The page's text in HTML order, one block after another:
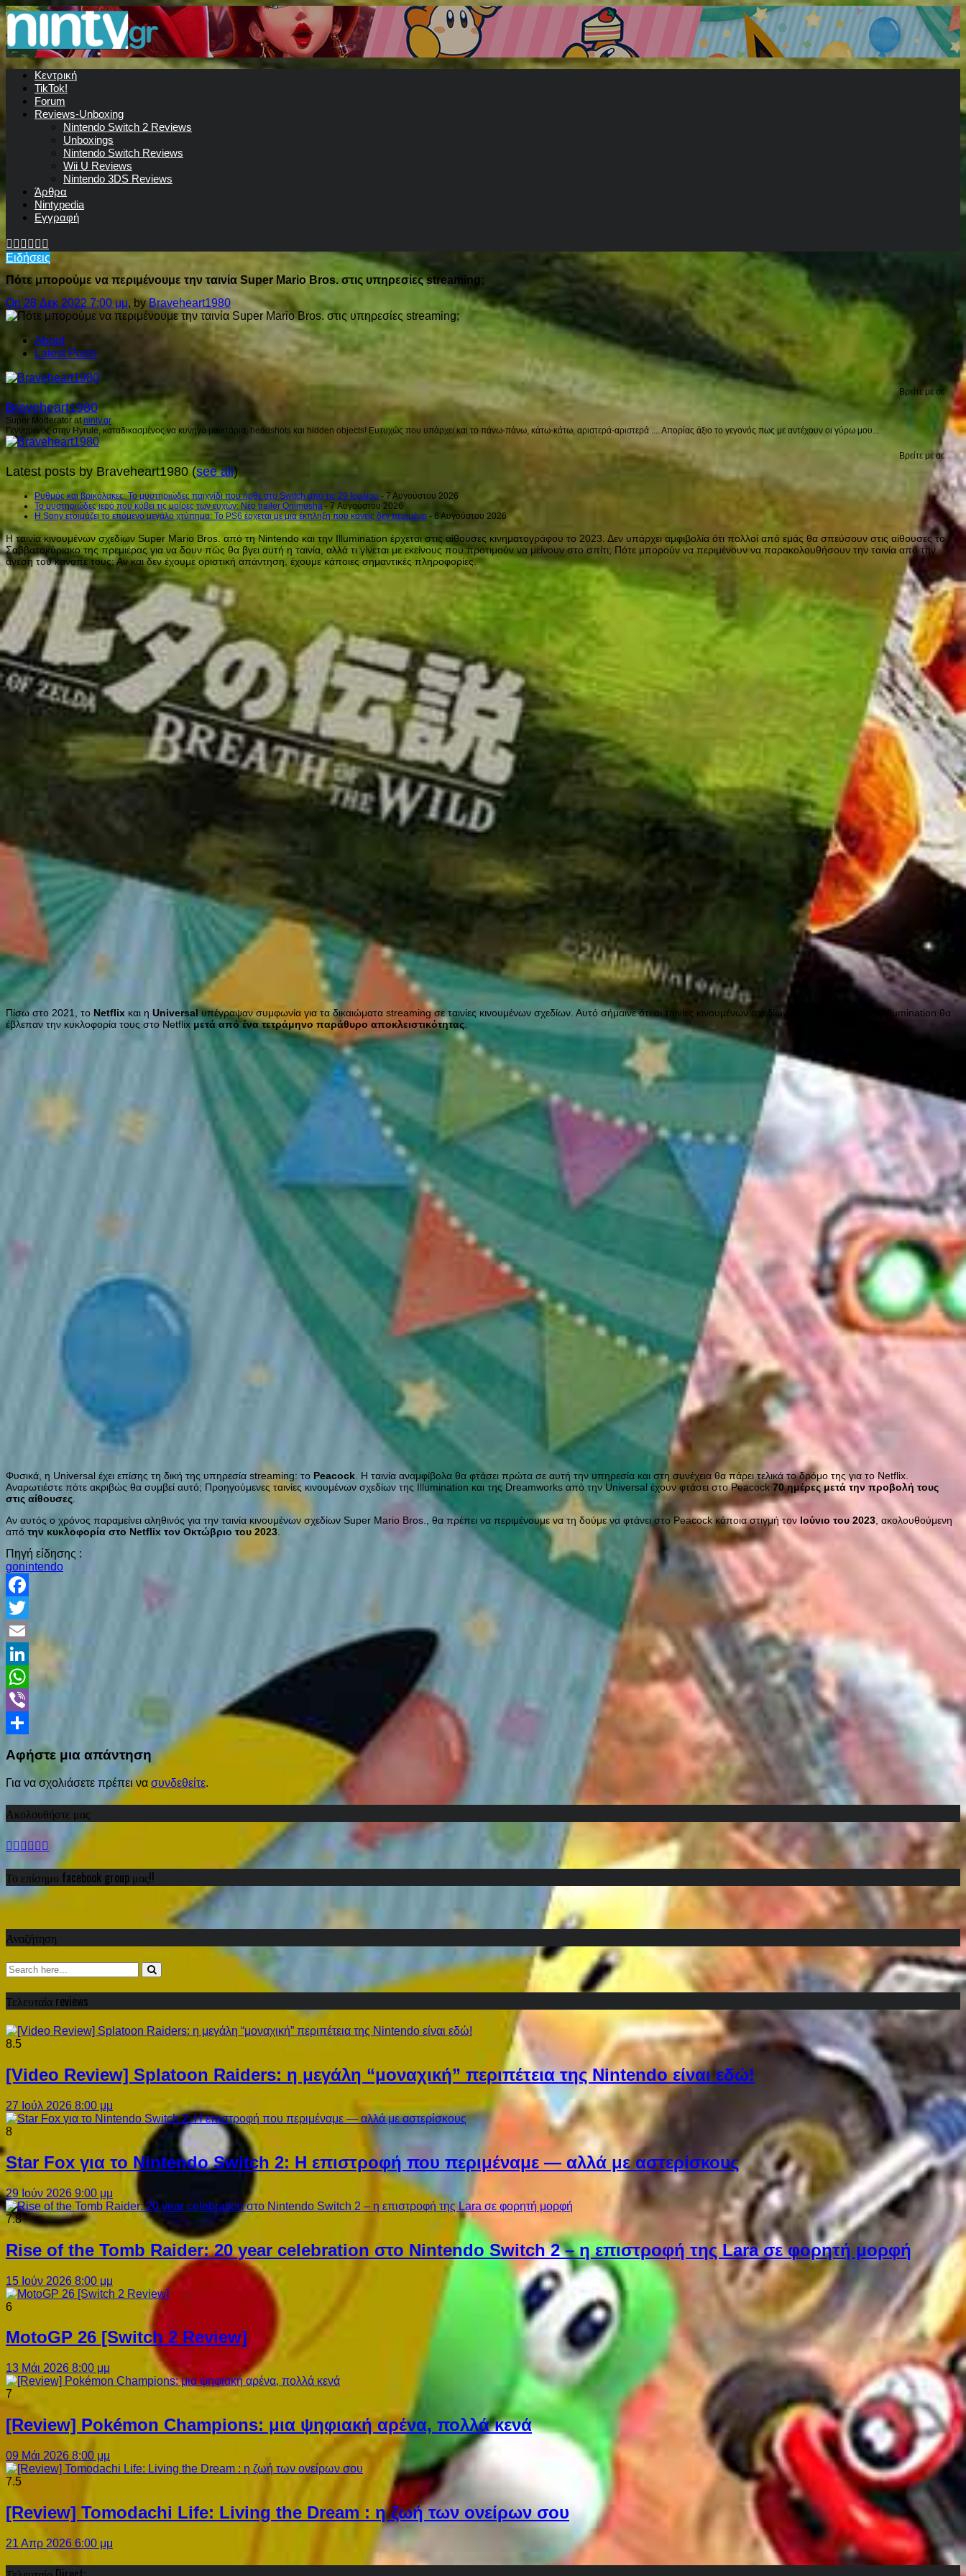
Κεντρική
TikTok!
Forum
Reviews-Unboxing
Nintendo Switch 2 Reviews
Unboxings
Nintendo Switch Reviews
Wii U Reviews
Nintendo 3DS Reviews
Άρθρα
Nintypedia
Εγγραφή
Ειδήσεις
Πότε μπορούμε να περιμένουμε την ταινία Super Mario Bros. στις υπηρεσίες streaming;
On 28 Δεκ 2022 7:00 μμ, byBraveheart1980
About
Latest Posts
Βρείτε με σε
Braveheart1980
Super Moderator atninty.gr
Γεννημένος στην Hyrule, καταδικασμένος να κυνηγά μανιτάρια, headshots και hidden objects! Ευτυχώς που υπάρχει και το πάνω-πάνω, κάτω-κάτω, αριστερά-αριστερά .... Απορίας άξιο το γεγονός πως με αντέχουν οι γύρω μου...
Βρείτε με σε
Latest posts by Braveheart1980(see all)
Ρυθμός και βρικόλακες: Το μυστηριώδες παιχνίδι που ήρθε στο Switch από τις 29 Ιουλίου - 7 Αυγούστου 2026
Το μυστηριώδες ιερό που κόβει τις μοίρες των ευχών: Νέο trailer Onimusha - 7 Αυγούστου 2026
Η Sony ετοιμάζει το επόμενο μεγάλο χτύπημα: Το PS6 έρχεται με μια έκπληξη που κανείς δεν περιμένει - 6 Αυγούστου 2026
Η ταινία κινουμένων σχεδίων Super Mario Bros. από τη Nintendo και την Illumination έρχεται στις αίθουσες κινηματογράφου το 2023. Δεν υπάρχει αμφιβολία ότι πολλοί από εμάς θα σπεύσουν στις αίθουσες το
Σαββατοκύριακο της πρεμιέρας για να δουν πώς θα βγει αυτή η ταινία, αλλά τι γίνεται με εκείνους που προτιμούν να μείνουν στο σπίτι; Πότε μπορούν να περιμένουν να παρακολουθήσουν την ταινία από την
άνεση του καναπέ τους; Αν και δεν έχουμε οριστική απάντηση, έχουμε κάποιες σημαντικές πληροφορίες.
Πίσω στο 2021, το Netflix και η Universalυπέγραψαν συμφωνία για τα δικαιώματα streaming σε ταινίες κινουμένων σχεδίων. Αυτό σήμαινε ότι οι ταινίες κινουμένων σχεδίων μεγάλου μήκους της Illumination θα
έβλεπαν την κυκλοφορία τους στο Netflix μετά από ένα τετράμηνο παράθυρο αποκλειστικότητας
Φυσικά, η Universal έχει επίσης τη δική της υπηρεσία streaming: το Peacock . Η ταινία αναμφίβολα θα φτάσει πρώτα σε αυτή την υπηρεσία και στη συνέχεια θα πάρει τελικά το δρόμο της για το Netflix.
Αναρωτιέστε πότε ακριβώς θα συμβεί αυτό; Προηγούμενες ταινίες κινουμένων σχεδίων της Illumination και της Dreamworks από την Universal έχουν φτάσει στο Peacock 70 ημέρες μετά την προβολή τους
στις αίθουσες
Αν αυτός ο χρόνος παραμείνει αληθινός για την ταινία κινουμένων σχεδίων Super Mario Bros., θα πρέπει να περιμένουμε να τη δούμε να φτάνει στο Peacock κάποια στιγμή τονΙούνιο του 2023 , ακολουθούμενη
από την κυκλοφορία στο Netflix τον Οκτώβριο του 2023
Πηγή είδησης :
gonintendo
Facebook
Twitter
Email
LinkedIn
WhatsApp
Viber
Αφήστε μια απάντηση
Για να σχολιάσετε πρέπει να συνδεθείτε.
Ακολουθήστε μας
Το επίσημο facebook group μας!!
Αναζήτηση
Τελευταία reviews
8.5
[Video Review] Splatoon Raiders: η μεγάλη “μοναχική” περιπέτεια της Nintendo είναι εδώ!
27 Ιούλ 2026 8:00 μμ
8
Star Fox για το Nintendo Switch 2: Η επιστροφή που περιμέναμε — αλλά με αστερίσκους
29 Ιούν 2026 9:00 μμ
7.8
Rise of the Tomb Raider: 20 year celebration στο Nintendo Switch 2 – η επιστροφή της Lara σε φορητή μορφή
15 Ιούν 2026 8:00 μμ
6
MotoGP 26 [Switch 2 Review]
13 Μάι 2026 8:00 μμ
7
[Review] Pokémon Champions: μια ψηφιακή αρένα, πολλά κενά
09 Μάι 2026 8:00 μμ
7.5
[Review] Tomodachi Life: Living the Dream : η ζωή των ονείρων σου
21 Απρ 2026 6:00 μμ